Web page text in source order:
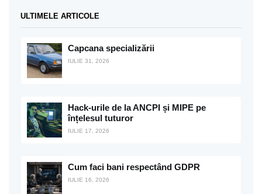
ULTIMELE ARTICOLE
Capcana specializării
IULIE 31, 2026
Hack-urile de la ANCPI și MIPE pe
înțelesul tuturor
IULIE 17, 2026
Cum faci bani respectând GDPR
IULIE 16, 2026